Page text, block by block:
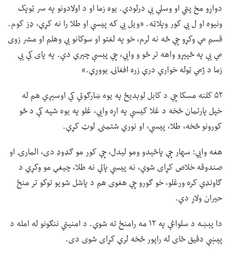
دواړو مخ پټي او وسلې یې درلودې. یوه زما او د اولادونو په سر ټوپک
ونیوه او ل یې کور وپلاټه. «ویل یې که پیسې او طلا را نه کړې، ډز کوم.
قسم مې وکړو چې څه نه لرم، خو په لغتو او سوکانو یې وهلم او مشر زوی
مې یې په څپېړو واهه تر څو و وايي، چې پیسې چېرې دي. په پای کې یې
زما د ژمي ټوله خواري درې زره افغانۍ یووړې.»
۵۲ کلنه مسکا چې د کابل لوېدیځ په یوه ښارګوټي کې اوسېږي هم له
خپل پارتمان څخه د غلا کیسې په اړه وايي، غلو په یوه شپه کې د څو
کورونو څخه، طلا، پیسې، او نورې شتمنۍ لوټ کړې.
هغه وايي: سهار چې پاڅېدو ومو لیدل، چې کور مو ګډوډ دی، المارۍ او
صندوقه خلاص کړای شوي، نه پیسې پاتې نه طلا، چیغې مو وکړې د
ګاونډي کره ورغلو، خو ګورو چې هغوی هم د پاشل شویو توکو تر منځ
حیران ولاړ دي.
دا پېښه د سلواغې په ۱۲ مه رامنځ ته شوې. د امنیتي ننګونو له امله د
پېښې دقیق ځای له راپور څخه لرې کړای شوی دی.